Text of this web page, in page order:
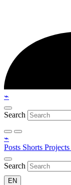
⌁
Search
⌁
Posts Shorts Projects
Search
EN